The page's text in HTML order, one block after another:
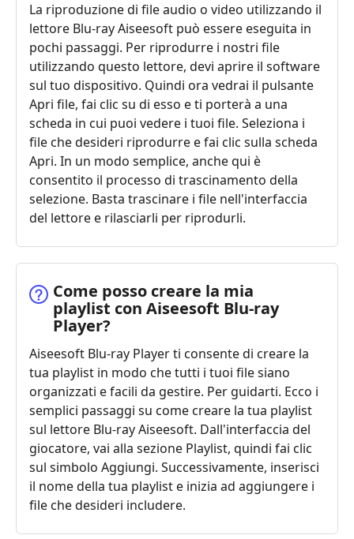
La riproduzione di file audio o video utilizzando il
lettore Blu-ray Aiseesoft può essere eseguita in
pochi passaggi. Per riprodurre i nostri file
utilizzando questo lettore, devi aprire il software
sul tuo dispositivo. Quindi ora vedrai il pulsante
Apri file, fai clic su di esso e ti porterà a una
scheda in cui puoi vedere i tuoi file. Seleziona i
file che desideri riprodurre e fai clic sulla scheda
Apri. In un modo semplice, anche qui è
consentito il processo di trascinamento della
selezione. Basta trascinare i file nell'interfaccia
del lettore e rilasciarli per riprodurli.
Come posso creare la mia
playlist con Aiseesoft Blu-ray
Player?
Aiseesoft Blu-ray Player ti consente di creare la
tua playlist in modo che tutti i tuoi file siano
organizzati e facili da gestire. Per guidarti. Ecco i
semplici passaggi su come creare la tua playlist
sul lettore Blu-ray Aiseesoft. Dall'interfaccia del
giocatore, vai alla sezione Playlist, quindi fai clic
sul simbolo Aggiungi. Successivamente, inserisci
il nome della tua playlist e inizia ad aggiungere i
file che desideri includere.